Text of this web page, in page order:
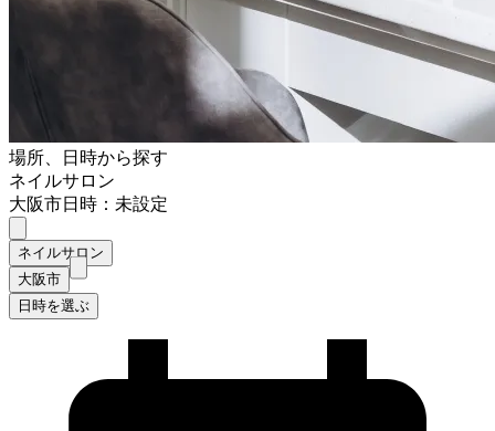
場所、日時から探す
ネイルサロン
大阪市日時：未設定
ネイルサロン
大阪市
日時を選ぶ